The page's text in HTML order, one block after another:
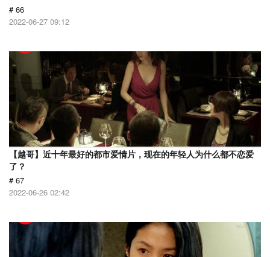
# 66
2022-06-27 09:12
【越哥】近十年最好的都市爱情片，现在的年轻人为什么都不恋爱
了？
# 67
2022-06-26 02:42